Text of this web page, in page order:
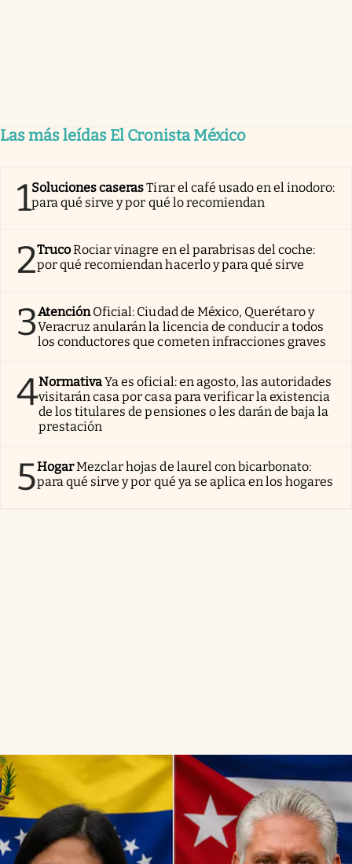
Las más leídas El Cronista México
1Soluciones caserasTirar el café usado en el inodoro:
para qué sirve y por qué lo recomiendan
2TrucoRociar vinagre en el parabrisas del coche:
por qué recomiendan hacerlo y para qué sirve
3AtenciónOficial: Ciudad de México, Querétaro y
Veracruz anularán la licencia de conducir a todos
los conductores que cometen infracciones graves
4NormativaYa es oficial: en agosto, las autoridades
visitarán casa por casa para verificar la existencia
de los titulares de pensiones o les darán de baja la
prestación
5HogarMezclar hojas de laurel con bicarbonato:
para qué sirve y por qué ya se aplica en los hogares